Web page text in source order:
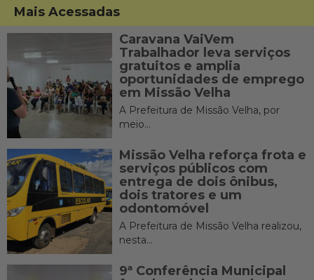
Mais Acessadas
Caravana VaiVem
Trabalhador leva serviços
gratuitos e amplia
oportunidades de emprego
em Missão Velha
A Prefeitura de Missão Velha, por
meio...
Missão Velha reforça frota e
serviços públicos com
entrega de dois ônibus,
dois tratores e um
odontomóvel
A Prefeitura de Missão Velha realizou,
nesta...
9ª Conferência Municipal